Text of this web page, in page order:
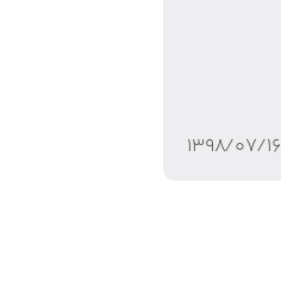
۱۳۹۸/۰۷/۱۶